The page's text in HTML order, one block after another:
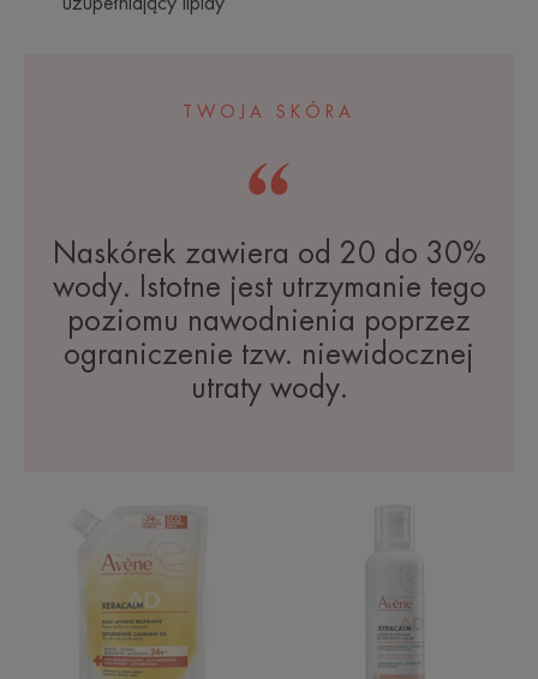
uzupełniający lipidy
TWOJA SKÓRA
Naskórek zawiera od 20 do 30%
wody. Istotne jest utrzymanie tego
poziomu nawodnienia poprzez
ograniczenie tzw. niewidocznej
utraty wody.
AD
oczyszczający
uzupełniający
lipidy
uzupełniający
lipidy